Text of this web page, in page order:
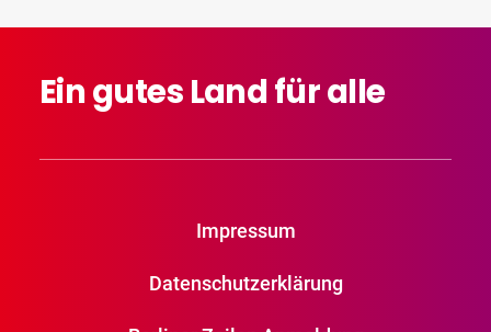
EingutesLandfüralle
Impressum
Datenschutzerklärung